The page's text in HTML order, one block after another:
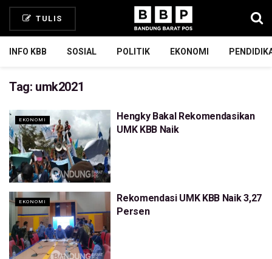
TULIS
INFO KBB SOSIAL POLITIK EKONOMI
Tag: umk2021
EKONOMI
Hengky Bakal Rekomendasikan
UMK KBB Naik
EKONOMI
Rekomendasi UMK KBB Naik 3,27
Persen